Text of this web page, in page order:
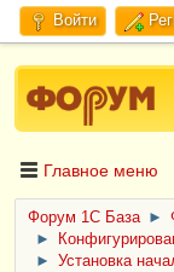
Войти
Главное меню
Форум 1C База ►
►
►
Установка